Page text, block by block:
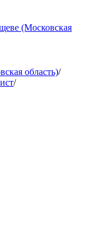
(Московская
область)/
/